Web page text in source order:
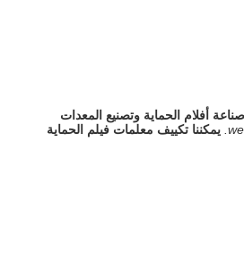
في صناعة أفلام الحماية وتصنيع المعدات
يمكننا تكييف معلمات فيلم الحماية